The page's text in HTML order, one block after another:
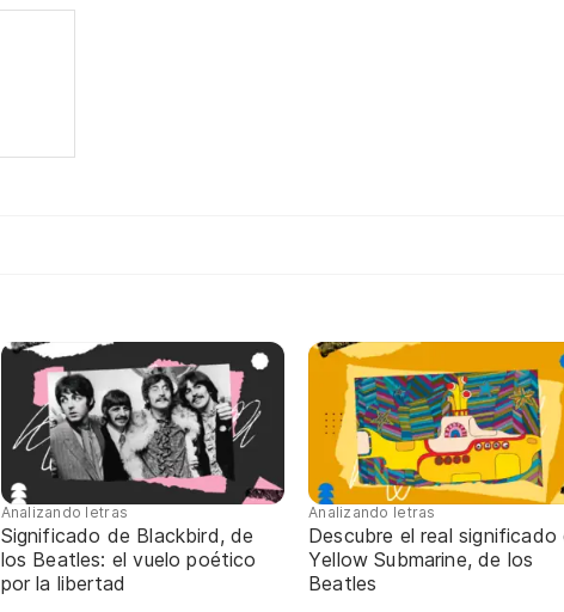
Analizando letras
Significado de Blackbird, de
los Beatles: el vuelo poético
por la libertad
Analizando letras
Descubre el real significado
Yellow Submarine, de los
Beatles